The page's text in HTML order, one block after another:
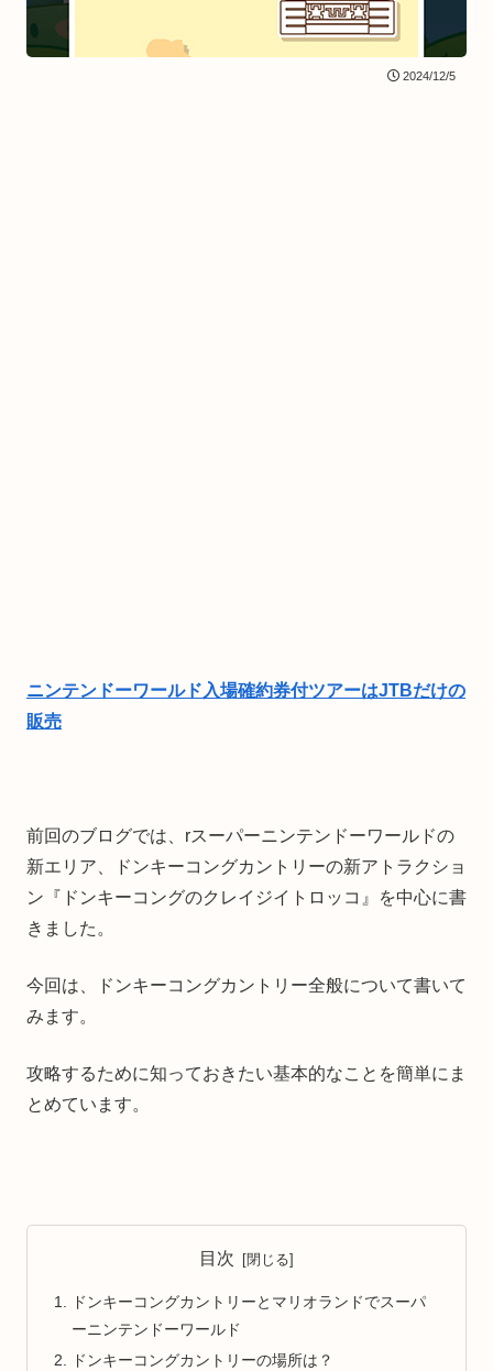
2024/12/5
ニンテンドーワールド入場確約券付ツアーはJTBだけの
販売
前回のブログでは、rスーパーニンテンドーワールドの
新エリア、ドンキーコングカントリーの新アトラクショ
ン『ドンキーコングのクレイジイトロッコ』を中心に書
きました。
今回は、ドンキーコングカントリー全般について書いて
みます。
攻略するために知っておきたい基本的なことを簡単にま
とめています。
目次
ドンキーコングカントリーとマリオランドでスーパ
ーニンテンドーワールド
ドンキーコングカントリーの場所は？